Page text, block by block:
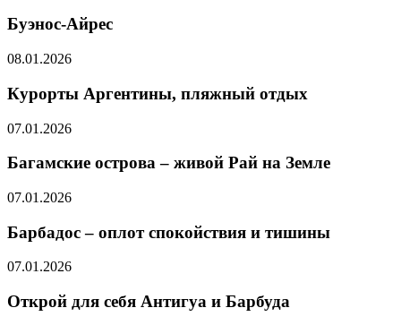
Буэнос-Айрес
08.01.2026
Курорты Аргентины, пляжный отдых
07.01.2026
Багамские острова – живой Рай на Земле
07.01.2026
Барбадос – оплот спокойствия и тишины
07.01.2026
Открой для себя Антигуа и Барбуда